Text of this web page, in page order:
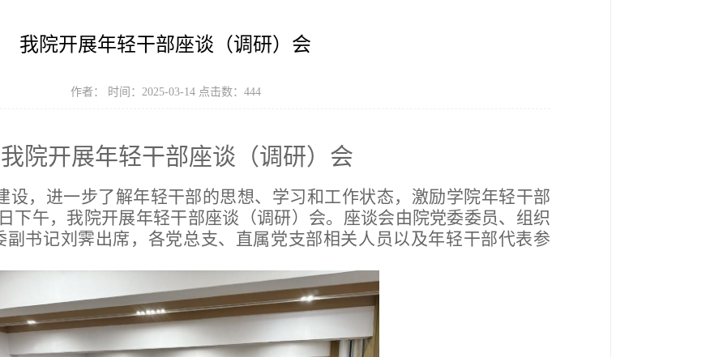
我院开展年轻干部座谈（调研）会
作者： 时间：2025-03-14 点击数： 444
我院开展年轻干部座谈（调研）会
设，进一步了解年轻干部的思想、学习和工作状态，激励学院年轻干部
下午，我院开展年轻干部座谈（调研）会。座谈会由院党委委员、组织
副书记刘霁出席，各党总支、直属党支部相关人员以及年轻干部代表参